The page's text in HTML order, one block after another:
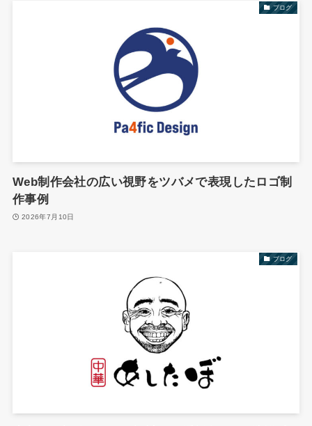
ブログ
Web制作会社の広い視野をツバメで表現したロゴ制
作事例
2026年7月10日
ブログ